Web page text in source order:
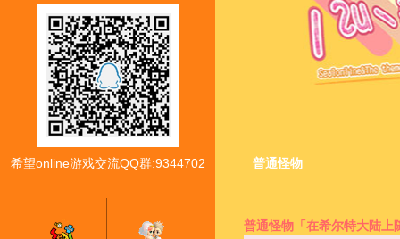
希望online游戏交流QQ群:9344702 普通怪物
普通怪物「在希尔特大陆上